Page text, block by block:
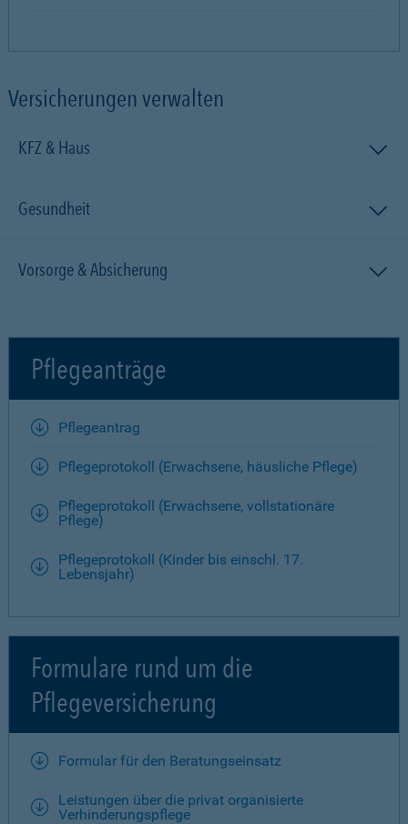
Versicherungen verwalten
KFZ & Haus
Gesundheit
Vorsorge & Absicherung
Pflegeanträge
Pflegeantrag
Pflegeprotokoll (Erwachsene, häusliche Pflege)
Pflegeprotokoll (Erwachsene, vollstationäre
Pflege)
Pflegeprotokoll (Kinder bis einschl. 17.
Lebensjahr)
Formulare rund um die
Pflegeversicherung
Formular für den Beratungseinsatz
Leistungen über die privat organisierte
Verhinderungspflege